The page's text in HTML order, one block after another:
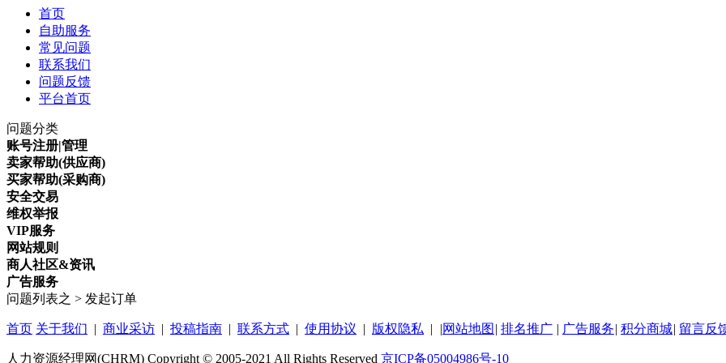
首页
自助服务
常见问题
联系我们
问题反馈
平台首页
问题分类
账号注册|管理
卖家帮助(供应商)
买家帮助(采购商)
安全交易
维权举报
VIP服务
网站规则
商人社区&资讯
广告服务
问题列表之 > 发起订单
首页 关于我们 | 商业采访 | 投稿指南 | 联系方式 | 使用协议 | 版权隐私 | |网站地图 | 排名推广 | 广告服务| 积分商城| 留言反
人力资源经理网(CHRM) Copyright © 2005-2021 All Rights Reserved 京ICP备05004986号-10